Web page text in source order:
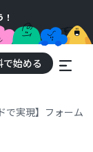
で始める
で実現】フォー